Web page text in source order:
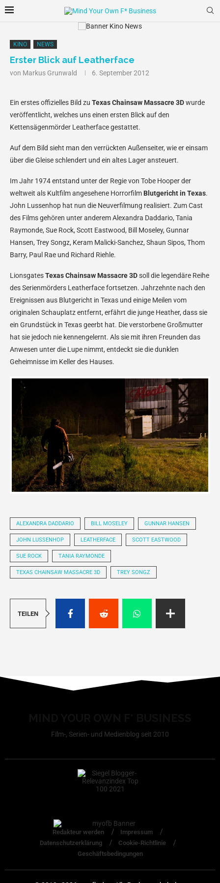
KINO NEWS
Erster Blick auf Leatherface
von Markus Grunwald 6. September 2012
Ein erstes offizielles Bild zu Texas Chainsaw Massacre 3Dwurde
veröffentlicht, welches uns einen ersten Blick auf den
Kettensägenmörder Leatherface gestattet.
Auf dem Bild sieht man den verrückten Außenseiter, wie er einsam
über die Gleise schlendert und ein altes Lager ansteuert.
Im Jahr 1974 entstand unter der Regie von Tobe Hooper der
weltweit als Kultfilm angesehene Horrorfilm Blutgericht in Texas.
John Lussenhop hat nun die Neuverfilmung realisiert. Zum Cast
des Films gehören unter anderem Alexandra Daddario, Tania
Raymonde, Sue Rock, Scott Eastwood, Bill Moseley, Gunnar
Hansen, Trey Songz, Keram Malicki-Sanchez, Shaun Sipos, Thom
Barry, Paul Rae und Richard Riehle.
LionsgatesTexas Chainsaw Massacre 3Dsoll die legendäre Reihe
des Serienmörders Leatherface fortsetzen. Jahrzehnte nach den
Ereignissen aus Blutgericht in Texas und einige Meilen vom
originalen Schauplatz entfernt, erfährt die junge Heather, dass sie
ein Grundstück in Texas geerbt hat. Die verstorbene Großmutter
hat sie jedoch nie kennengelernt. Als sie mit ihren Freunden das
Anwesen unter die Lupe nimmt, entdeckt sie die dunklen
Geheimnisse im Keller des Hauses.
ALEXANDRA DADDARIO BILL MOSELEY GUNNAR HANSEN
JOHN LUSSENHOP LEATHERFACE SCOTT EASTWOOD
SUE ROCK TANIA RAYMONDE
TEXAS CHAINSAW MASSACRE 3D TREY SONGZ
TEILEN
Film-, Serien- und Medienblog seit 2010
Redakteur werden
Impressum
Datenschutzerklärung
Cookie-Richtlinie
Geschäftsbedingungen